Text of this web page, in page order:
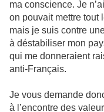
ma conscience. Je
on pouvait mettre tout
mais je suis contre
à déstabiliser mon
qui me donneraient
anti-Français.
Je vous demande
à l’encontre des